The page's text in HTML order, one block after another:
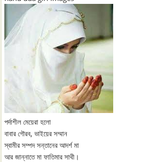
পর্দাশীল মেয়েরা হলো
বাবার গৌরব, ভাইয়ের সম্মান
স্বামীর সম্পদ সন্তানের আদর্শ মা
আর জান্নাতে মা ফাতিমার সাথী।